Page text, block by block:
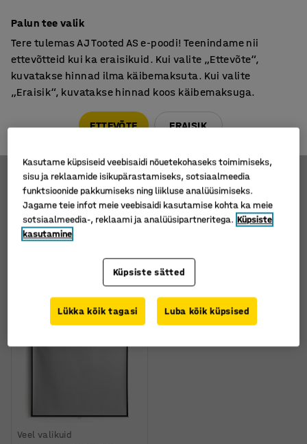
Pärnu mnt 158, Tallinn. Kauba väljastamine Paneeli
Esitlusvahendid Projektorekraanid
Projektorekraanid
Uus
Veel valikuid
Palun tee valik
Tere tulemas AJ Tooted AS e-poodi! Teenindame nii
ettevõtteid kui ka eraisikuid. Kui valite „Ettevõte“,
kuvatakse hinnad ilma käibemaksuta. Kui valite
„Eraisik“, kuvatakse hinnad koos käibemaksuga.
ETTEVÕTE ERAISIK
Kasutame küpsiseid veebisaidi nõuetekohaseks toimimiseks,
sisu ja reklaamide isikupärastamiseks, sotsiaalmeedia
funktsioonide pakkumiseks ning liikluse analüüsimiseks.
Jagame teie infot meie veebisaidi kasutamise kohta ka meie
sotsiaalmeedia-, reklaami ja analüüsipartneritega. Küpsiste
kasutamine
Küpsiste sätted
Lükka kõik tagasi Luba kõik küpsised